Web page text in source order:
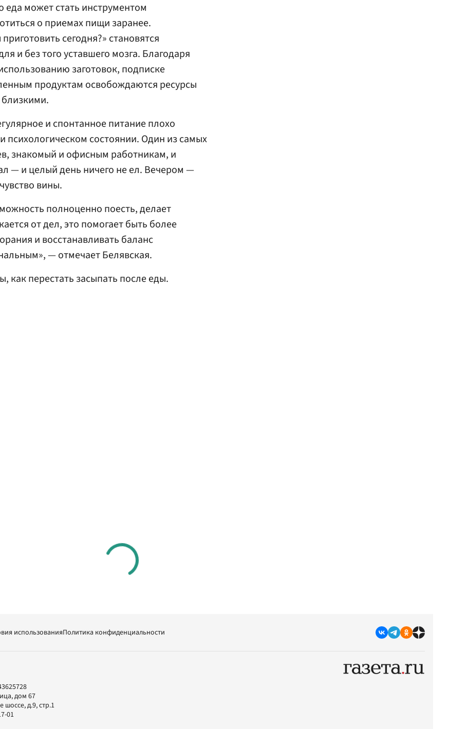
еда может стать инструментом
о приемах пищи заранее.
сегодня?» становятся
и без того уставшего мозга. Благодаря
заготовок, подписке
продуктам освобождаются ресурсы
и спонтанное питание плохо
психологическом состоянии. Один из самых
знакомый и офисным работникам, и
— и целый день ничего не ел. Вечером —
вины.
полноценно поесть, делает
от дел, это помогает быть более
и восстанавливать баланс
— отмечает Белявская.
как перестать засыпать после еды.
использованияПолитика конфиденциальности
дом 67
шоссе, д.9, стр.1
01